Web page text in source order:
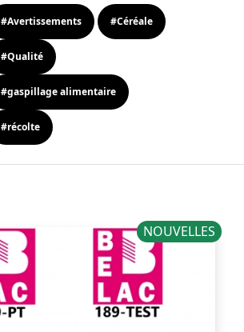
#Avertissements #Céréale
#Qualité
#gaspillage alimentaire
#récolte
NOUVELLES